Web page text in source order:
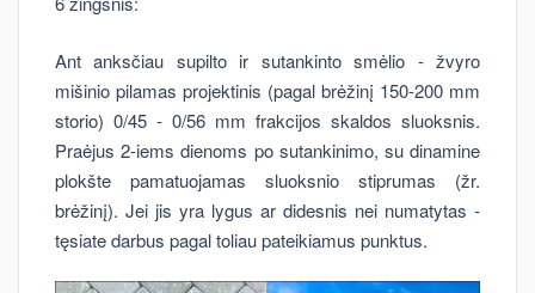
Ant anksčiau supilto ir sutankinto smėlio - žvyro
mišinio pilamas projektinis (pagal brėžinį 150-200 mm
storio) 0/45 - 0/56 mm frakcijos skaldos sluoksnis.
Praėjus 2-iems dienoms po sutankinimo, su dinamine
plokšte pamatuojamas sluoksnio stiprumas (žr.
brėžinį). Jei jis yra lygus ar didesnis nei numatytas -
tęsiate darbus pagal toliau pateikiamus punktus.